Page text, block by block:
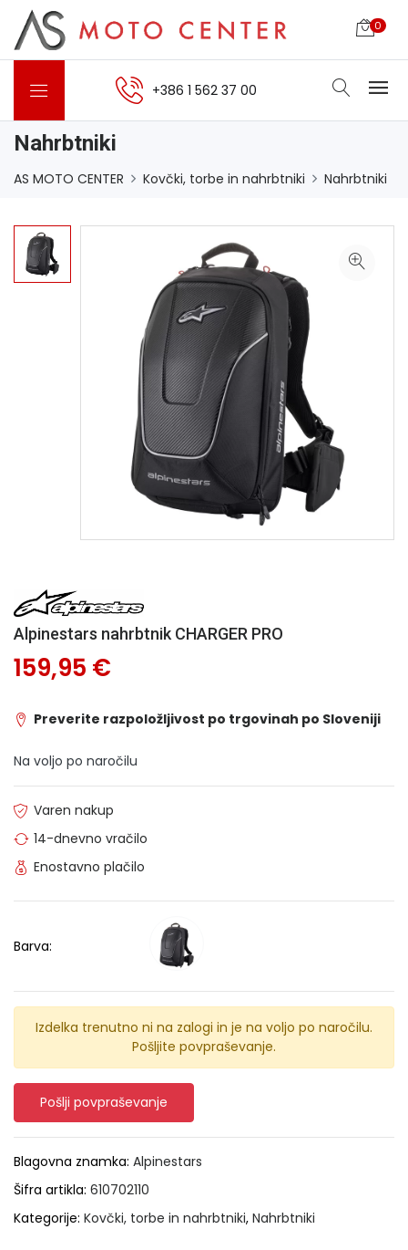
0
+386 1 562 37 00
Nahrbtniki
AS MOTO CENTER Kovčki, torbe in nahrbtniki Nahrbtniki
Alpinestars nahrbtnik CHARGER PRO
159,95 €
Preverite razpoložljivost po trgovinah po Sloveniji
Na voljo po naročilu
Varen nakup
14-dnevno vračilo
Enostavno plačilo
Barva:
Izdelka trenutno ni na zalogi in je na voljo po naročilu.
Pošljite povpraševanje.
Pošlji povpraševanje
Blagovna znamka: Alpinestars
Šifra artikla: 610702110
Kategorije: Kovčki, torbe in nahrbtniki, Nahrbtniki